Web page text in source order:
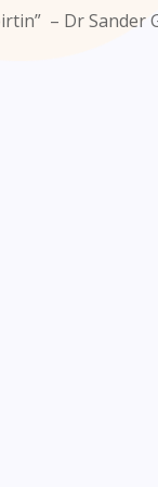
– Dr Sander